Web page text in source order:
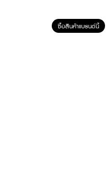
ซื้อสินค้าแบรนด์นี้